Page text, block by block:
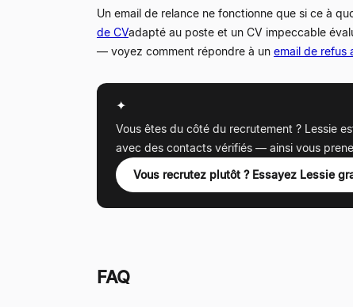
Un email de relance ne fonctionne que si ce à
de CVadapté au poste et un CV impeccable
— voyez comment répondre à un email de refus
✦
Vous êtes du côté du recrutement ? Lessie
avec des contacts vérifiés — ainsi vous
Vous recrutez plutôt ? Essayez Lessie
FAQ